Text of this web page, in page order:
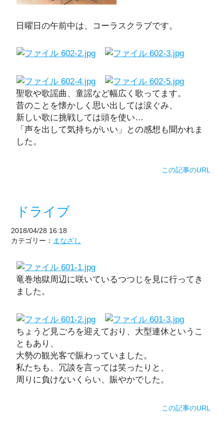
日曜日の午前中は、コーラスクラブです。
聖歌や歌謡曲、童謡など幅広く歌ってます。
昔のことを懐かしく思い出しては涙ぐみ、
新しい歌に挑戦しては頭を使い…
「声を出して気持ちがいい」との感想も聞かれま
した。
この記事のURL
ドライブ
2018/04/28 16:18
カテゴリー： まなざし
竜巻地獄周辺に咲いているつつじを見に行ってき
ました。
ちょうど見ごろを迎えており、大型連休というこ
ともあり、
大勢の観光客で賑わっていました。
私たちも、冗談を言っては笑ったりと、
周りに負けないくらい、賑やかでした。
この記事のURL